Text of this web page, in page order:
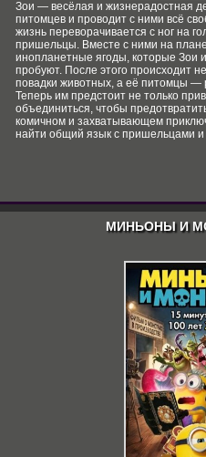
Зои — весёлая и жизнерадостная
питомцев и проводит с ними всё
жизнь переворачивается с ног на
пришельцы. Вместе с ними на
инопланетные ягоды, которые Зои
пробуют. После этого происходит
повадки животных, а её питомцы —
Теперь им предстоит не только
объединиться, чтобы
комичном и захватывающем
найти общий язык с пришельцами
МИНЬОНЫ И